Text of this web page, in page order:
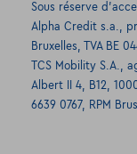
Sous réserve
Alpha Credit s.a.,
Bruxelles, TVA BE
TCS Mobility S.A.,
Albert II 4, B12,
6639 0767, RPM